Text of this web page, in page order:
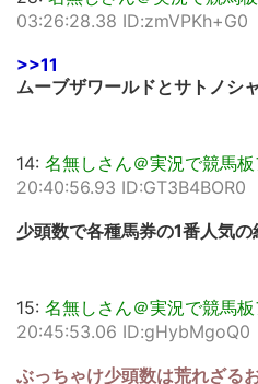
03:26:28.38 ID:zmVPKh+G0
>>11
ムーブザワールドとサトノシ
14: 名無しさん＠実況で競馬板
20:40:56.93 ID:GT3B4BOR0
少頭数で各種馬券の1番人気
15: 名無しさん＠実況で競馬板
20:45:53.06 ID:gHybMgoQ0
ぶっちゃけ少頭数は荒れざる